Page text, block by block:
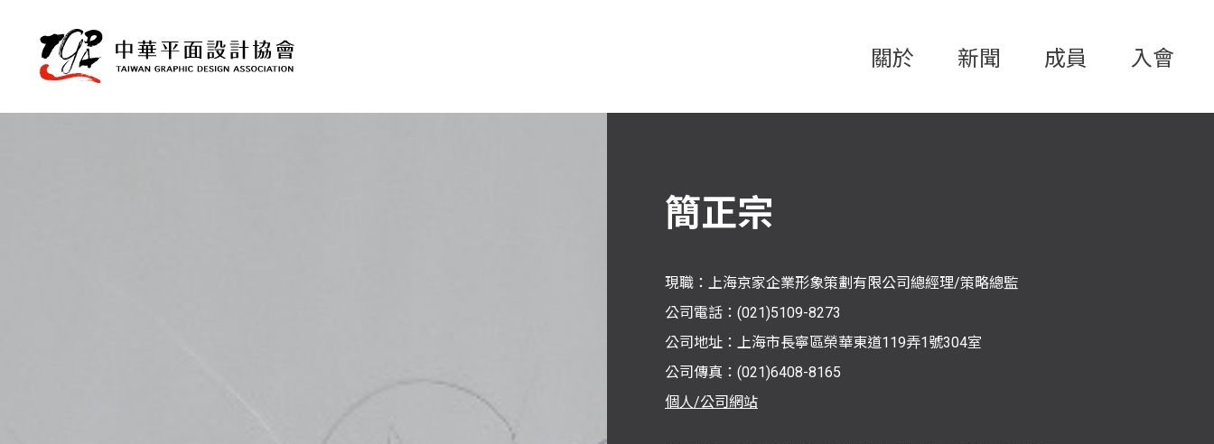
關於 新聞 成員 入會
簡正宗
現職：上海京家企業形象策劃有限公司總經理/策略總監
公司電話：(021)5109-8273
公司地址：上海市長寧區榮華東道119弄1號304室
公司傳真：(021)6408-8165
個人/公司網站